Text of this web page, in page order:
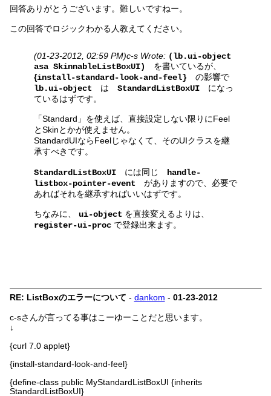
回答ありがとうございます。難しいですねー。
この回答でロジックわかる人教えてください。
(01-23-2012, 02:59 PM)c-s Wrote: (lb.ui-object
asa SkinnableListBoxUI) を書いているが、
{install-standard-look-and-feel}
の影響で
lb.ui-object は StandardListBoxUI になっ
ているはずです。
「Standard」を使えば、直接設定しない限りにFeel
とSkinとかが使えません。
StandardUIならFeelじゃなくて、そのUIクラスを継
承すべきです。
StandardListBoxUI には同じ
handle-
listbox-pointer-event
がありますので、必要で
あればそれを継承すればいいはずです。
ちなみに、 ui-object を直接変えるよりは、
register-ui-procで登録出来ます。
RE: ListBoxのエラーについて - dankom - 01-23-2012
c-sさんが言ってる事はこーゆーことだと思います。
↓
{curl 7.0 applet}
{install-standard-look-and-feel}
{define-class public MyStandardListBoxUI {inherits
StandardListBoxUI}